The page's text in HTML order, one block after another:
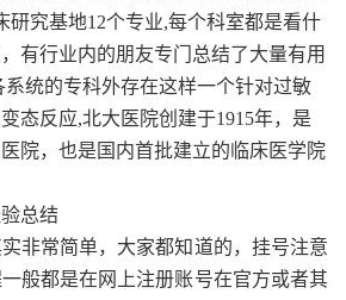
研究基地12个专业,每个科室都是看什
有行业内的朋友专门总结了大量有用
统的专科外存在这样一个针对过敏
态反应,北大医院创建于1915年，是
院，也是国内首批建立的临床医学院
总结
非常简单，大家都知道的，挂号注意
般都是在网上注册账号在官方或者其